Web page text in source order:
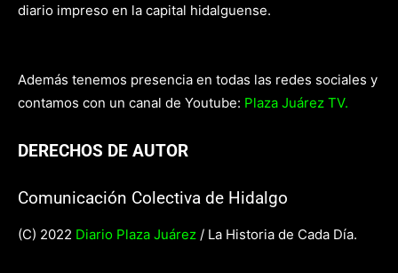
diario impreso en la capital hidalguense.
Además tenemos presencia en todas las redes sociales y
contamos con un canal de Youtube: Plaza Juárez TV.
DERECHOS DE AUTOR
Comunicación Colectiva de Hidalgo
(C) 2022 Diario Plaza Juárez / La Historia de Cada Día.